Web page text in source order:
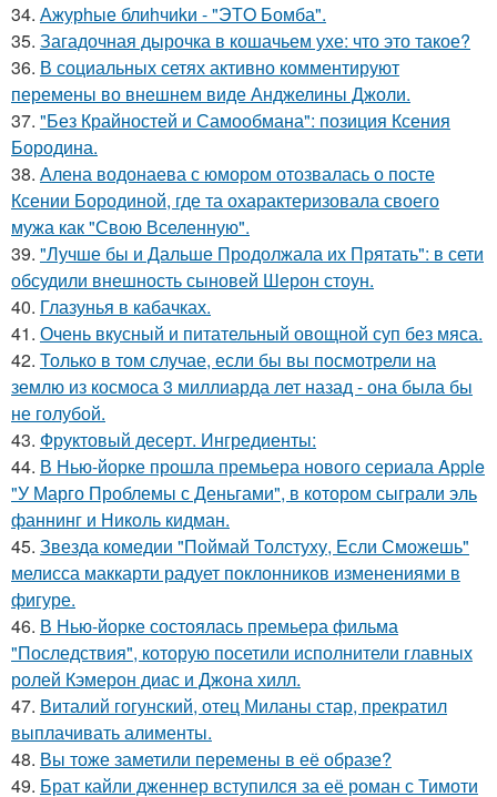
34. Ажурhые блиhчиkи - "ЭТO Бомба".
35. Загадочная дырочка в кошачьем ухе: что это такое?
36. В социальных сетях активно комментируют
перемены во внешнем виде Анджелины Джоли.
37. "Без Крайностей и Самообмана": позиция Ксения
Бородина.
38. Алена водонаева с юмором отозвалась о посте
Ксении Бородиной, где та охарактеризовала своего
мужа как "Свою Вселенную".
39. "Лучше бы и Дальше Продолжала их Прятать": в сети
обсудили внешность сыновей Шерон стоун.
40. Глазунья в кабачках.
41. Очень вкусный и питательный овощной суп без мяса.
42. Только в том случае, если бы вы посмотрели на
землю из космоса 3 миллиарда лет назад - она была бы
не голубой.
43. Фруктовый десерт. Ингредиенты:
44. В Нью-йорке прошла премьера нового сериала Apple
"У Марго Проблемы с Деньгами", в котором сыграли эль
фаннинг и Николь кидман.
45. Звезда комедии "Поймай Толстуху, Если Сможешь"
мелисса маккарти радует поклонников изменениями в
фигуре.
46. В Нью-йорке состоялась премьера фильма
"Последствия", которую посетили исполнители главных
ролей Кэмерон диас и Джона хилл.
47. Виталий гогунский, отец Миланы стар, прекратил
выплачивать алименты.
48. Вы тоже заметили перемены в её образе?
49. Брат кайли дженнер вступился за её роман с Тимоти